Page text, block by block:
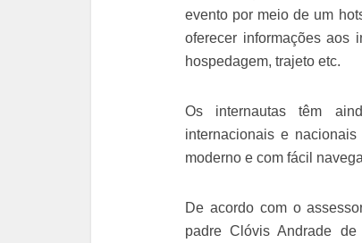
evento por meio de um
oferecer informações aos
hospedagem, trajeto etc.
Os internautas têm
internacionais e
moderno e com fácil
De acordo com o
padre Clóvis Andrade